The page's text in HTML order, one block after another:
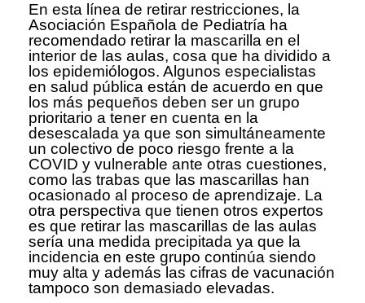
En esta línea de retirar restricciones, la
Asociación Española de Pediatría ha
recomendado retirar la mascarilla en el
interior de las aulas, cosa que ha dividido a
los epidemiólogos. Algunos especialistas
en salud pública están de acuerdo en que
los más pequeños deben ser un grupo
prioritario a tener en cuenta en la
desescalada ya que son simultáneamente
un colectivo de poco riesgo frente a la
COVID y vulnerable ante otras cuestiones,
como las trabas que las mascarillas han
ocasionado al proceso de aprendizaje. La
otra perspectiva que tienen otros expertos
es que retirar las mascarillas de las aulas
sería una medida precipitada ya que la
incidencia en este grupo continúa siendo
muy alta y además las cifras de vacunación
tampoco son demasiado elevadas.